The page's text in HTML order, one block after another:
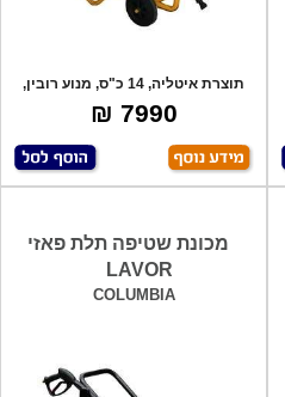
תוצרת איטליה, 14 כ"ס, מנוע רובין,
תוצרת
7990 ₪
מכונת שטיפה תלת פאזי
LAVOR
COLUMBIA